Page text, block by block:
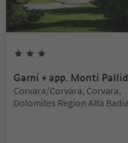
Garni + app. Monti
Locatie:
Corvara/Corvara, Corvara,
Dolomites Region Alta Badia